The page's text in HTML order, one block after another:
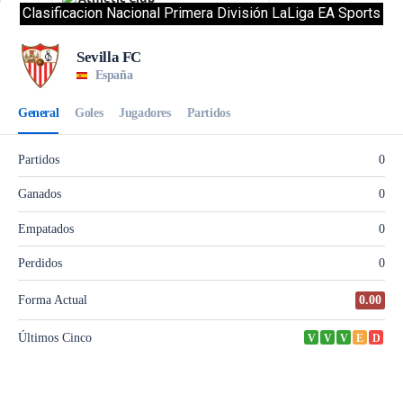
Clasificacion Nacional Primera División LaLiga EA Sports